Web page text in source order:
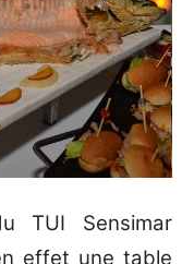
TUI Sensimar
effet une table